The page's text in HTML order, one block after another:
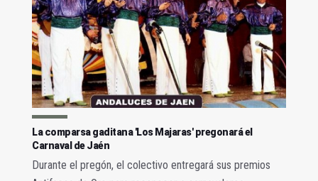
La comparsa gaditana 'Los Majaras' pregonará el
Carnaval de Jaén
Durante el pregón, el colectivo entregará sus premios